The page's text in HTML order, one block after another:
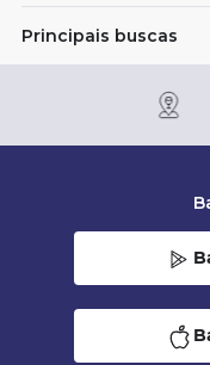
Principais buscas